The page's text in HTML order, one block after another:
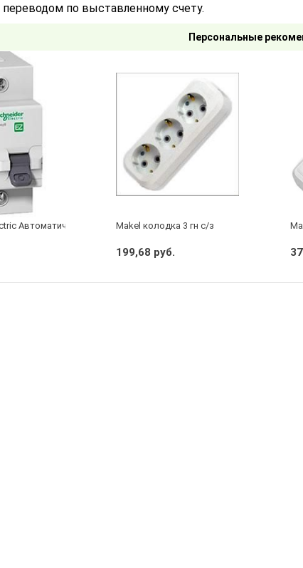
по выставленному счету.
Персональные
Автоматический выключатель 1/40А
Makel колодка 3 гн с/з
199,68 руб.